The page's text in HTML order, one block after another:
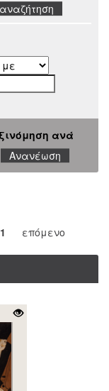
ανά
1 επόμενο